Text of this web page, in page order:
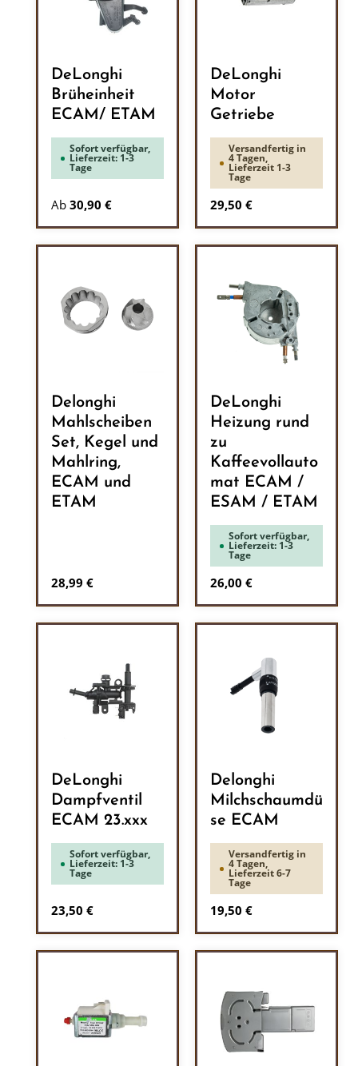
DeLonghi
Brüheinheit
ECAM/ ETAM
Sofort verfügbar,
Lieferzeit: 1-3
Tage
Ab 30,90 €
DeLonghi
Motor
Getriebe
Versandfertig in
4 Tagen,
Lieferzeit 1-3
Tage
Regulärer Preis:
29,50 €
Delonghi
Mahlscheiben
Set, Kegel und
Mahlring,
ECAM und
ETAM
Regulärer Preis:
28,99 €
DeLonghi
Heizung rund
zu
Kaffeevollauto
mat ECAM /
ESAM / ETAM
Sofort verfügbar,
Lieferzeit: 1-3
Tage
Regulärer Preis:
26,00 €
DeLonghi
Dampfventil
ECAM 23.xxx
Sofort verfügbar,
Lieferzeit: 1-3
Tage
Regulärer Preis:
23,50 €
Delonghi
Milchschaumdü
se ECAM
Versandfertig in
4 Tagen,
Lieferzeit 6-7
Tage
Regulärer Preis:
19,50 €